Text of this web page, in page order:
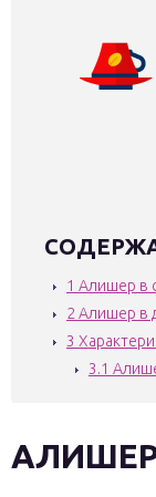
1 Алишер в
2 Алишер в
3
3.1